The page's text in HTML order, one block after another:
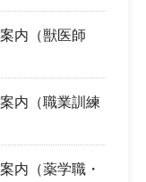
内（獣医師
内（職業訓練
内（薬学職・